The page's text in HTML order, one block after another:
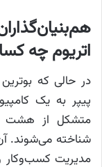
اتریوم چه
در حالی که
پیپر به یک
متشکل از هشت
شناخته می‌شوند.
مدیریت کسب‌وکار